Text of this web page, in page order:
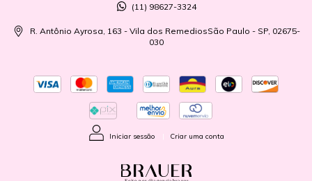
(11) 98627-3324
R. Antônio Ayrosa, 163 - Vila dos RemediosSão Paulo - SP, 02675-
030
Iniciar sessão Criar uma conta